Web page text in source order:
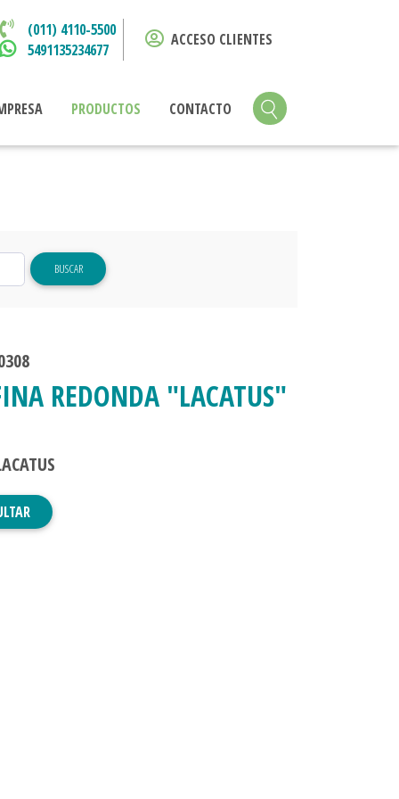
(011) 4110-5500
5491135234677
ACCESO CLIENTES
PRODUCTOS CONTACTO
BUSCAR
REDONDA "LACATUS"